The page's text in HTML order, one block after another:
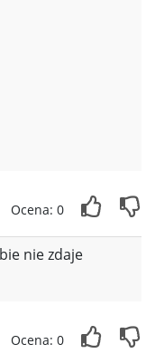
Ocena: 0
nie zdaje
Ocena: 0